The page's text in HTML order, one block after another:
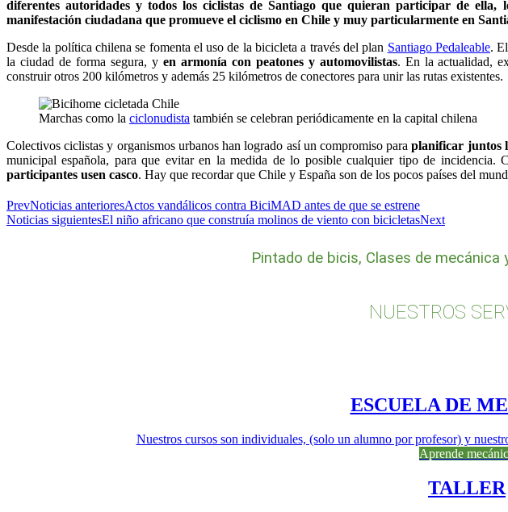
diferentes autoridades y todos los ciclistas de Santiago que quieran participar de
manifestación ciudadana que promueve el ciclismo en Chile y muy particularmente en
Desde la política chilena se fomenta el uso de la bicicleta a través del plan Santiago Pedaleable.
la ciudad de forma segura, y en armonía con peatones y automovilistas. En la actualidad,
construir otros 200 kilómetros y además 25 kilómetros de conectores para unir las rutas existentes.
Marchas como la ciclonudista también se celebran periódicamente en la capital chilena
Colectivos ciclistas y organismos urbanos han logrado así un compromiso paraplanificar juntos
municipal española, para que evitar en la medida de lo posible cualquier tipo de incidencia.
participantes usen casco. Hay que recordar que Chile y España son de los pocos países del
PrevNoticias anterioresActos vandálicos contra BiciMAD antes de que se estrene
Noticias siguientesEl niño africano que construía molinos de viento con bicicletasNext
Pintado de bicis, Clases de mecánica
NUESTROS
ESCUELA DE
Nuestros cursos son individuales, (solo un alumno por profesor) y
Aprende
TALLER